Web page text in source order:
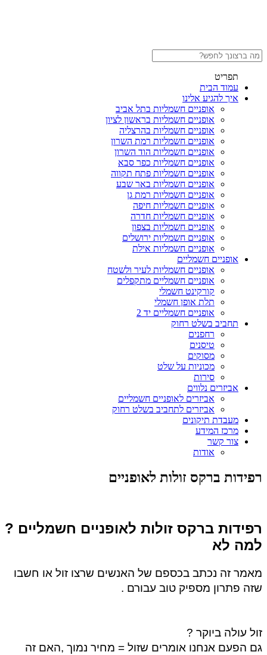
תפריט
עמוד הבית
איך להגיע אלינו
אופניים חשמליות בתל אביב
אופניים חשמליות בראשון לציון
אופניים חשמליות בהרצליה
אופניים חשמליות רמת השרון
אופניים חשמליות הוד השרון
אופניים חשמליות כפר סבא
אופניים חשמליות פתח תקווה
אופניים חשמליות באר שבע
אופניים חשמליות רמת גן
אופניים חשמליות חיפה
אופניים חשמליות חדרה
אופניים חשמליות בצפון
אופניים חשמליות ירושלים
אופניים חשמליות אילת
אופניים חשמליים
אופניים חשמליות לעיר ולשטח
אופניים חשמליים מתקפלים
קורקינט חשמלי
תלת אופן חשמלי
אופניים חשמליים יד 2
תחביב בשלט רחוק
רחפנים
טיסנים
מסוקים
מכוניות על שלט
סירות
אביזרים נלווים
אביזרים לאופניים חשמליים
אביזרים לתחביב בשלט רחוק
מעבדת תיקונים
מרכז המידע
צור קשר
אודות
רפידות ברקס זולות לאופניים
למה לא
שזה פתרון מספיק טוב עבורם .
זול עולה ביוקר ?